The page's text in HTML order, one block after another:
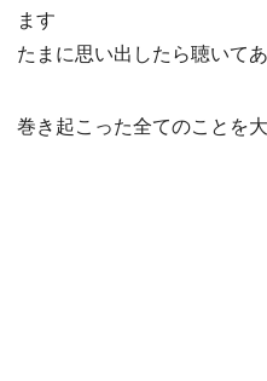
ます
たまに思い出したら聴いて
巻き起こった全てのことを